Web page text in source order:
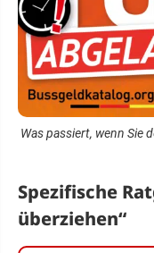
Was passiert, wenn Sie
Spezifische
überziehen“